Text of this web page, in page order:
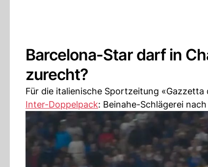
Barcelona-Star darf in
zurecht?
Für die italienische Sportzeitung
Inter-Doppelpack: Beinahe-Schlägerei